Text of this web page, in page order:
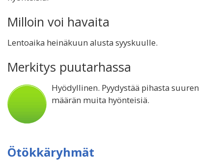
Milloin voi havaita
Lentoaika heinäkuun alusta syyskuulle.
Merkitys puutarhassa
Hyödyllinen. Pyydystää pihasta suuren
määrän muita hyönteisiä.
Ötökkäryhmät